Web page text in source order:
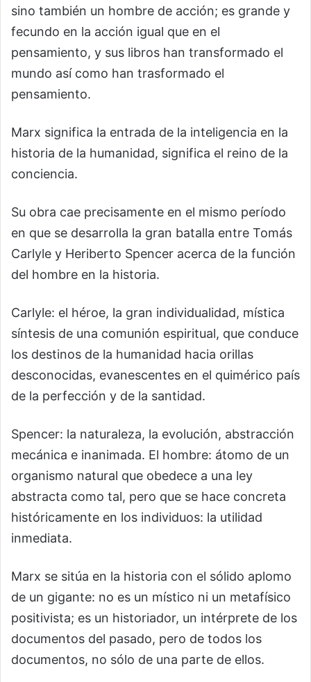
sino también un hombre de acción; es grande y
fecundo en la acción igual que en el
pensamiento, y sus libros han transformado el
mundo así como han trasformado el
pensamiento.
Marx significa la entrada de la inteligencia en la
historia de la humanidad, significa el reino de la
conciencia.
Su obra cae precisamente en el mismo período
en que se desarrolla la gran batalla entre Tomás
Carlyle y Heriberto Spencer acerca de la función
del hombre en la historia.
Carlyle: el héroe, la gran individualidad, mística
síntesis de una comunión espiritual, que conduce
los destinos de la humanidad hacia orillas
desconocidas, evanescentes en el quimérico país
de la perfección y de la santidad.
Spencer: la naturaleza, la evolución, abstracción
mecánica e inanimada. El hombre: átomo de un
organismo natural que obedece a una ley
abstracta como tal, pero que se hace concreta
históricamente en los individuos: la utilidad
inmediata.
Marx se sitúa en la historia con el sólido aplomo
de un gigante: no es un místico ni un metafísico
positivista; es un historiador, un intérprete de los
documentos del pasado, pero de todos los
documentos, no sólo de una parte de ellos.